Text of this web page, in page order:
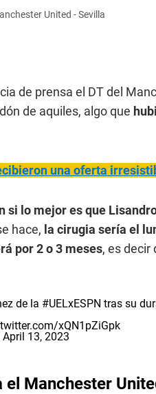
United - Sevilla
de prensa el DT del
de aquiles, algo que
una oferta
si lo mejor es que
hace, la cirugia sería el
por 2 o 3 meses, es decir
de la #UELxESPN tras su
xQN1pZiGpk
April 13, 2023
Manchester